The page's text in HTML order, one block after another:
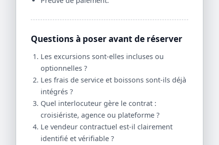
Questions à poser avant de réserver
Les excursions sont-elles incluses ou
optionnelles ?
Les frais de service et boissons sont-ils déjà
intégrés ?
Quel interlocuteur gère le contrat :
croisiériste, agence ou plateforme ?
Le vendeur contractuel est-il clairement
identifié et vérifiable ?